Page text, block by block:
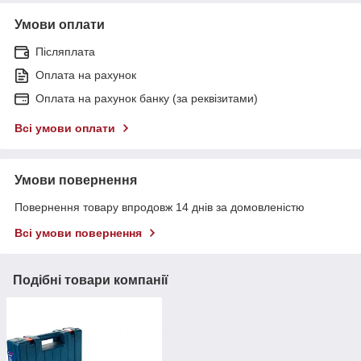
Умови оплати
Післяплата
Оплата на рахунок
Оплата на рахунок банку (за реквізитами)
Всі умови оплати
Умови повернення
Повернення товару впродовж 14 днів за домовленістю
Всі умови повернення
Подібні товари компанії